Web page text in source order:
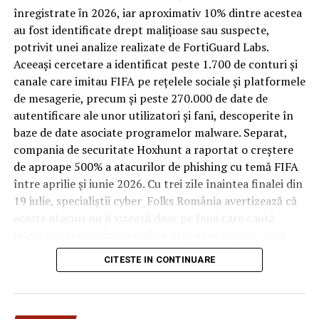
trece printr-un ciclu de utilizare intensă: oaspeți diferiți,
bagaje trase pe roți, curățenie zilnică, uneori mai multe
rezervări consecutive în aceeași săptămână. Această
frecvență ridicată de utilizare pune presiune reală pe
orice suprafață, iar pardoseala este printre primele
elemente afectate vizibil, mai ales în zona din jurul
patului și a ușii de acces.
În etapa de renovare sau construcție, administratorii
care iau în calcul mocheta trafic intenspentru zonele
cu rotație mare reduc riscul de uzură prematură și de
decolorare vizibilă în punctele de trecere frecventă. Este
o decizie care ține mai puțin de stil și mai mult de
după primele sezoane de utilizare intensă.
amintire pentru motivele
înregistrate ȋn 2026, iar aproximativ 10% dintre acestea
au fost identificate drept malițioase sau suspecte,
potrivit unei analize realizate de FortiGuard Labs.
Aceeași cercetare a identificat peste 1.700 de conturi și
canale care imitau FIFA pe rețelele sociale și platformele
de mesagerie, precum și peste 270.000 de date de
autentificare ale unor utilizatori și fani, descoperite în
baze de date asociate programelor malware. Separat,
compania de securitate Hoxhunt a raportat o creștere
de aproape 500% a atacurilor de phishing cu temă FIFA
între aprilie și iunie 2026. Cu trei zile înaintea finalei din
19 iulie, specialiștii cyber_Folks România avertizează că
conturile, dispozitivele și infrastructura digitală
utilizate de angajați.
CITESTE IN CONTINUARE